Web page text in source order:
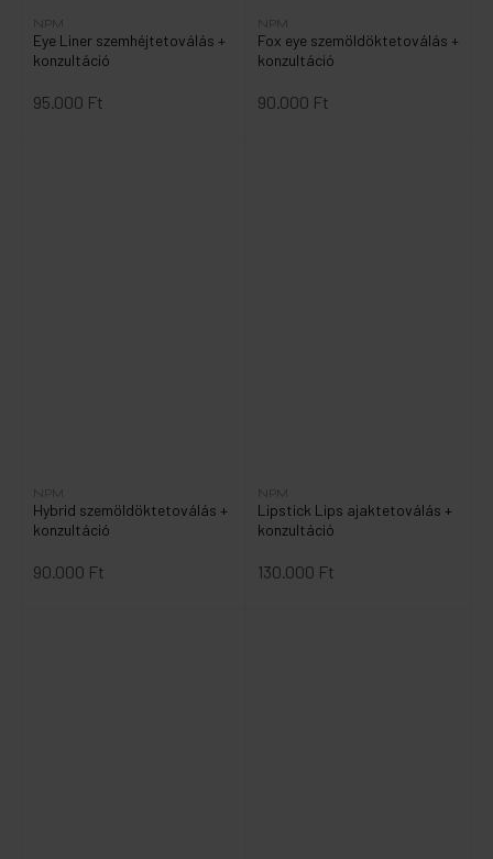
Eye Liner szemhéjtetoválás +
konzultáció
NPM
95.000 Ft
Fox eye szemöldöktetoválás +
konzultáció
NPM
90.000 Ft
Hybrid szemöldöktetoválás +
konzultáció
NPM
90.000 Ft
Lipstick Lips ajaktetoválás +
konzultáció
NPM
130.000 Ft